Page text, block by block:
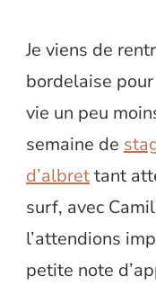
Je viens de
bordelaise
vie un peu
semaine de
d’albrettant
surf, avec
l’attendions
petite note